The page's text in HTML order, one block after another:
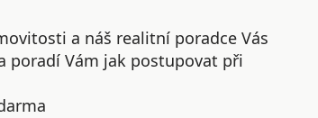
a náš realitní poradce Vás
poradí Vám jak postupovat při